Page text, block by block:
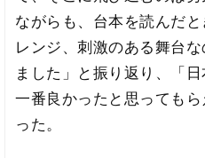
ながらも、台本を読んだ
レンジ、刺激のある舞台
ました」と振り返り、「
一番良かったと思っても
った。